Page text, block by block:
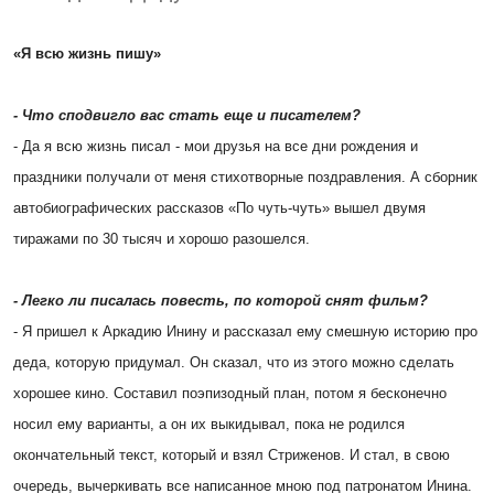
«Я всю жизнь пишу»
- Что сподвигло вас стать еще и писателем?
- Да я всю жизнь писал - мои друзья на все дни рождения и
праздники получали от меня стихотворные поздравления. А сборник
автобиографических рассказов «По чуть-чуть» вышел двумя
тиражами по 30 тысяч и хорошо разошелся.
- Легко ли писалась повесть, по которой снят фильм?
- Я пришел к Аркадию Инину и рассказал ему смешную историю про
деда, которую придумал. Он сказал, что из этого можно сделать
хорошее кино. Составил поэпизодный план, потом я бесконечно
носил ему варианты, а он их выкидывал, пока не родился
окончательный текст, который и взял Стриженов. И стал, в свою
очередь, вычеркивать все написанное мною под патронатом Инина.